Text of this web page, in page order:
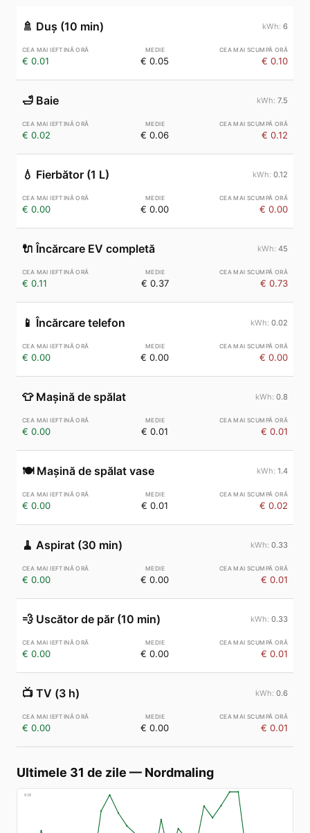
🚿 Duș (10 min) 6
€ 0.01 € 0.05 € 0.10
🛁 Baie 7.5
€ 0.02 € 0.06 € 0.12
💧 Fierbător (1 L) 0.12
€ 0.00 € 0.00 € 0.00
🔌 Încărcare EV completă 45
€ 0.11 € 0.37 € 0.73
📱 Încărcare telefon 0.02
€ 0.00 € 0.00 € 0.00
👕 Mașină de spălat 0.8
€ 0.00 € 0.01 € 0.01
🍽️ Mașină de spălat vase 1.4
€ 0.00 € 0.01 € 0.02
🧹 Aspirat (30 min) 0.33
€ 0.00 € 0.00 € 0.01
💨 Uscător de păr (10 min) 0.33
€ 0.00 € 0.00 € 0.01
📺 TV (3 h) 0.6
€ 0.00 € 0.00 € 0.01
Ultimele 31 de zile — Nordmaling
€26